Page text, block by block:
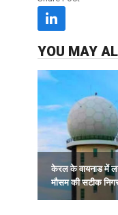
YOU MAY
केरल के वायनाड में
मौसम की सटीक